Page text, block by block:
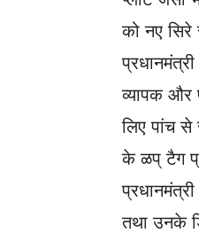
को नए
व्यापक और
लिए पांच
के ळप् टैग
तथा उनके